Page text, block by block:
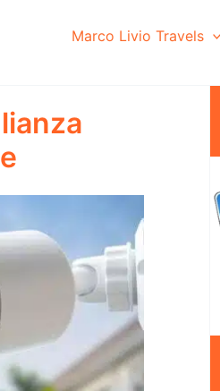
Marco Livio Travels